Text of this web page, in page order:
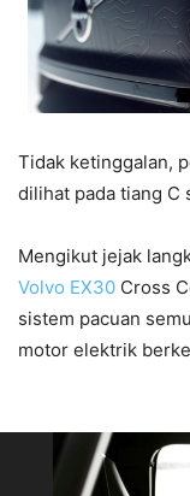
Tidak ketinggalan,
dilihat pada tiang C
Mengikut jejak
Volvo EX30 Cross
sistem pacuan
motor elektrik